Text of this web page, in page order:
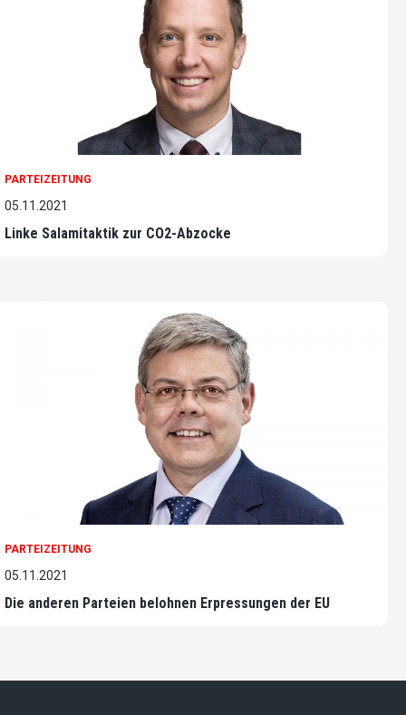
PARTEIZEITUNG
05.11.2021
Linke Salamitaktik zur CO2-Abzocke
PARTEIZEITUNG
05.11.2021
Die anderen Parteien belohnen Erpressungen der EU